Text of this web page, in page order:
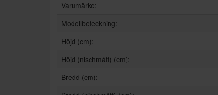
Varumärke:
Modellbeteckning:
Höjd (cm):
Höjd (nischmått) (cm):
Bredd (cm):